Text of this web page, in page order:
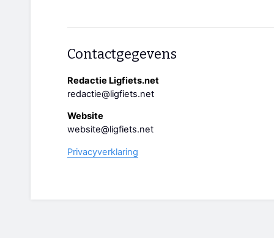
Contactgegevens
Redactie Ligfiets.net
redactie@ligfiets.net
Website
website@ligfiets.net
Privacyverklaring